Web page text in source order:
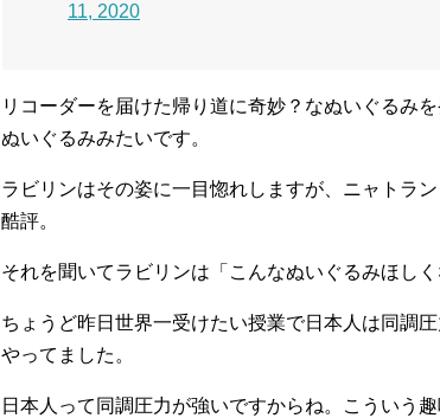
11, 2020
リコーダーを届けた帰り道に奇妙？なぬいぐるみ
ぬいぐるみみたいです。
ラビリンはその姿に一目惚れしますが、ニャトラ
酷評。
それを聞いてラビリンは「こんなぬいぐるみほし
ちょうど昨日世界一受けたい授業で日本人は同調
やってました。
日本人って同調圧力が強いですからね。こういう